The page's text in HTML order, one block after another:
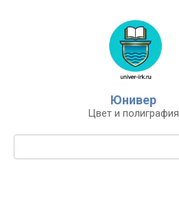
Юнивер
Цвет и полиграфия